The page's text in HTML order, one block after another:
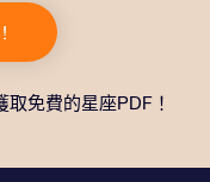
個性化文檔、電子
友贈送永恒禮物的
免費的星座PDF！